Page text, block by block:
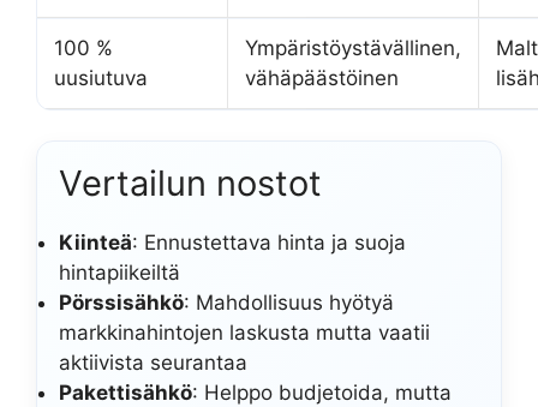
100 %
uusiutuva
Ympäristöystävällinen,
vähäpäästöinen
Vertailun nostot
Kiinteä: Ennustettava hinta ja suoja
hintapiikeiltä
Pörssisähkö: Mahdollisuus hyötyä
markkinahintojen laskusta mutta vaatii
aktiivista seurantaa
Pakettisähkö: Helppo budjetoida, mutta